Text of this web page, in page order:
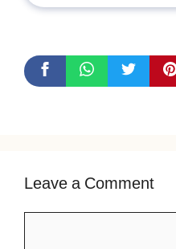
Leave a Comment